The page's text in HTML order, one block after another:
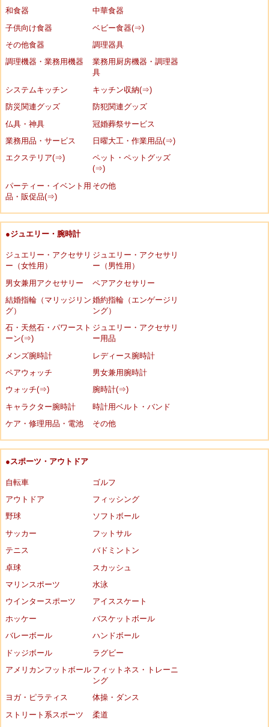
和食器
中華食器
子供向け食器
ベビー食器(⇒)
その他食器
調理器具
調理機器・業務用機器
業務用厨房機器・調理器
具
システムキッチン
キッチン収納(⇒)
防災関連グッズ
防犯関連グッズ
仏具・神具
冠婚葬祭サービス
業務用品・サービス
日曜大工・作業用品(⇒)
エクステリア(⇒)
ペット・ペットグッズ
(⇒)
パーティー・イベント用
品・販促品(⇒)
その他
●ジュエリー・腕時計
ジュエリー・アクセサリ
ー（女性用）
ジュエリー・アクセサリ
ー（男性用）
男女兼用アクセサリー
ペアアクセサリー
結婚指輪（マリッジリン
グ）
婚約指輪（エンゲージリ
ング）
石・天然石・パワースト
ーン(⇒)
ジュエリー・アクセサリ
ー用品
メンズ腕時計
レディース腕時計
ペアウォッチ
男女兼用腕時計
ウォッチ(⇒)
腕時計(⇒)
キャラクター腕時計
時計用ベルト・バンド
ケア・修理用品・電池
その他
●スポーツ・アウトドア
自転車
ゴルフ
アウトドア
フィッシング
野球
ソフトボール
サッカー
フットサル
テニス
バドミントン
卓球
スカッシュ
マリンスポーツ
水泳
ウインタースポーツ
アイススケート
ホッケー
バスケットボール
バレーボール
ハンドボール
ドッジボール
ラグビー
アメリカンフットボール フィットネス・トレーニ
ング
ヨガ・ピラティス
体操・ダンス
ストリート系スポーツ
柔道